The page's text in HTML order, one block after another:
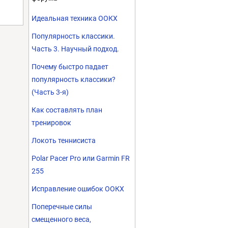
Идеальная техника ООКХ
Популярность классики.
Часть 3. Научный подход.
Почему быстро падает
популярность классики?
(Часть 3-я)
Как составлять план
тренировок
Локоть теннисиста
Polar Pacer Pro или Garmin FR
255
Исправление ошибок ООКХ
Поперечные силы
смещенного веса,